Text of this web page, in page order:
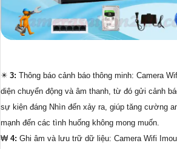
✴️ 3: Thông báo cảnh báo thông minh: Camera
diện chuyển động và âm thanh, từ đó gửi cảnh
sự kiện đáng Nhìn đến xảy ra, giúp tăng cường
mạnh đến các tình huống không mong muốn.
₩ 4: Ghi âm và lưu trữ dữ liệu: Camera Wifi